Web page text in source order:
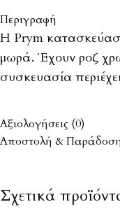
Περιγραφή
Η Prym
μωρά. Έχουν ροζ
συσκευασία
Αξιολογήσεις (0)
Αποστολή & Παράδοση
Σχετικά